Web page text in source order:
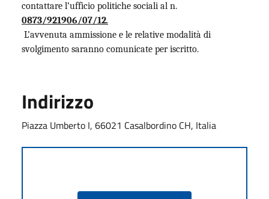
contattare l’ufficio politiche sociali al n.
0873/921906/07/12.
L’avvenuta ammissione e le relative modalità di
svolgimento saranno comunicate per iscritto.
Indirizzo
Piazza Umberto I, 66021 Casalbordino CH, Italia